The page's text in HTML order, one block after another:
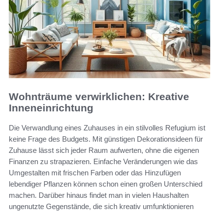
Wohnträume verwirklichen: Kreative
Inneneinrichtung
Die Verwandlung eines Zuhauses in ein stilvolles Refugium ist
keine Frage des Budgets. Mit günstigen Dekorationsideen für
Zuhause lässt sich jeder Raum aufwerten, ohne die eigenen
Finanzen zu strapazieren. Einfache Veränderungen wie das
Umgestalten mit frischen Farben oder das Hinzufügen
lebendiger Pflanzen können schon einen großen Unterschied
machen. Darüber hinaus findet man in vielen Haushalten
ungenutzte Gegenstände, die sich kreativ umfunktionieren